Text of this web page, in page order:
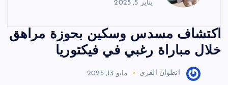
يناير 5, 2025
اكتشاف مسدس وسكين بحوزة مراهق
خلال مباراة رغبي في فيكتوريا
انطوان القزي مايو 13, 2025